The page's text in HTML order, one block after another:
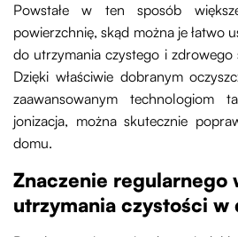
Powstałe w ten sposób
powierzchnię, skąd można je łatwo
do utrzymania czystego i
Dzięki właściwie dobranym
zaawansowanym
jonizacja, można skutecznie
domu.
Znaczenie regularnego
utrzymania czystości w